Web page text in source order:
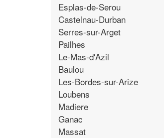
Esplas-de-Serou
Castelnau-Durban
Serres-sur-Arget
Pailhes
Le-Mas-d'Azil
Baulou
Les-Bordes-sur-Arize
Loubens
Madiere
Ganac
Massat